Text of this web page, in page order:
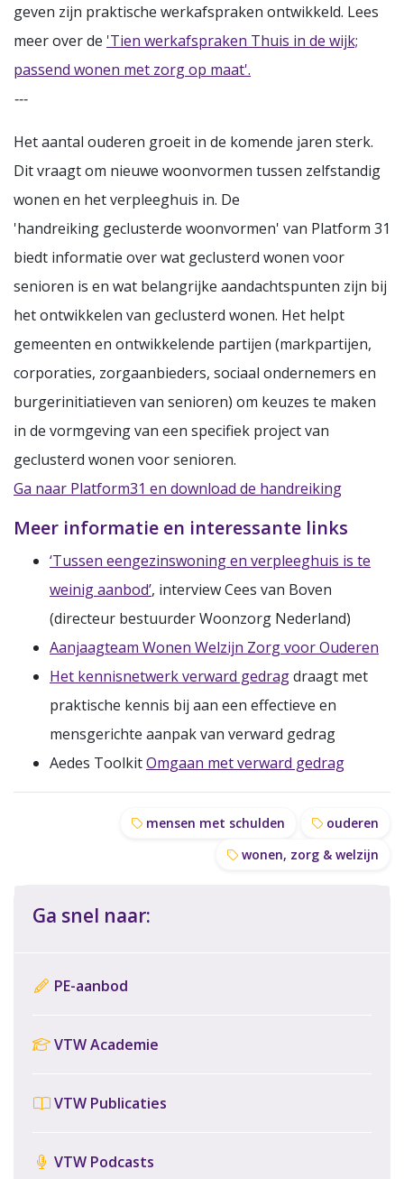
geven zijn praktische werkafspraken ontwikkeld. Lees
meer over de 'Tien werkafspraken Thuis in de wijk;
passend wonen met zorg op maat'.
---
Het aantal ouderen groeit in de komende jaren sterk.
Dit vraagt om nieuwe woonvormen tussen zelfstandig
wonen en het verpleeghuis in. De
'handreiking geclusterde woonvormen' van Platform 31
biedt informatie over wat geclusterd wonen voor
senioren is en wat belangrijke aandachtspunten zijn bij
het ontwikkelen van geclusterd wonen. Het helpt
gemeenten en ontwikkelende partijen (markpartijen,
corporaties, zorgaanbieders, sociaal ondernemers en
burgerinitiatieven van senioren) om keuzes te maken
in de vormgeving van een specifiek project van
geclusterd wonen voor senioren.
Ga naar Platform31 en download de handreiking
Meer informatie en interessante links
‘Tussen eengezinswoning en verpleeghuis is te
weinig aanbod’, interview Cees van Boven
(directeur bestuurder Woonzorg Nederland)
Aanjaagteam Wonen Welzijn Zorg voor Ouderen
Het kennisnetwerk verward gedragdraagt met
praktische kennis bij aan een effectieve en
mensgerichte aanpak van verward gedrag
Aedes ToolkitOmgaan met verward gedrag
mensen met schulden
ouderen
wonen, zorg & welzijn
Ga snel naar:
PE-aanbod
VTW Academie
VTW Publicaties
VTW Podcasts